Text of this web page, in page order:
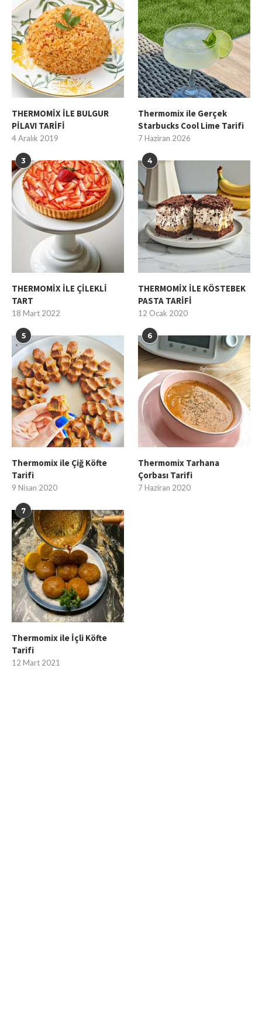
THERMOMİX İLE BULGUR
PİLAVI TARİFİ
4 Aralık 2019
Thermomix ile Gerçek
Starbucks Cool Lime Tarifi
7 Haziran 2026
3
THERMOMİX İLE ÇİLEKLİ
TART
18 Mart 2022
4
THERMOMİX İLE KÖSTEBEK
PASTA TARİFİ
12 Ocak 2020
5
Thermomix ile Çiğ Köfte
Tarifi
9 Nisan 2020
6
Thermomix Tarhana
Çorbası Tarifi
7 Haziran 2020
7
Thermomix ile İçli Köfte
Tarifi
12 Mart 2021